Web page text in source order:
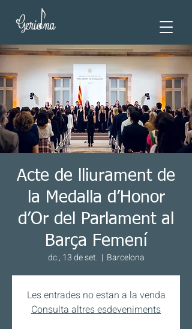
Acte de lliurament de
la Medalla d’Honor
d’Or del Parlament al
Barça Femení
dc., 13 de set.
  |
Barcelona
Les entrades no estan a la venda
Consulta altres esdeveniments